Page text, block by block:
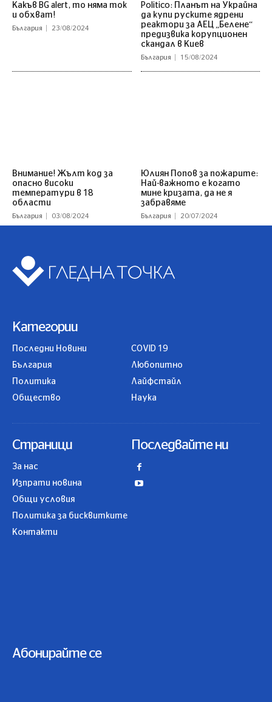
Какъв BG alert, то няма ток
и обхват!
България 23/08/2024
Politico: Планът на Украйна
да купи руските ядрени
реактори за АЕЦ „Белене“
предизвика корупционен
скандал в Киев
България 15/08/2024
Внимание! Жълт код за
опасно високи
температури в 18
области
България 03/08/2024
Юлиян Попов за пожарите:
Най-важното е когато
мине кризата, да не я
забравяме
България 20/07/2024
Категории
Последни Новини
България
Политика
Общество
COVID 19
Любопитно
Лайфстайл
Наука
Страници
За нас
Изпрати новина
Общи условия
Политика за бисквитките
Контакти
Последвайте ни
Абонирайте се